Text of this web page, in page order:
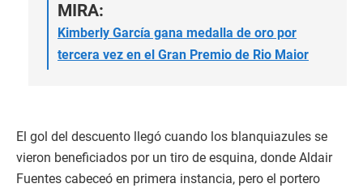
MIRA:
Kimberly García gana medalla de oro por
tercera vez en el Gran Premio de Rio Maior
El gol del descuento llegó cuando los blanquiazules se
vieron beneficiados por un tiro de esquina, donde Aldair
Fuentes cabeceó en primera instancia, pero el portero